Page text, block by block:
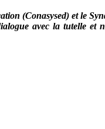
(Conasysed) et le
avec la tutelle